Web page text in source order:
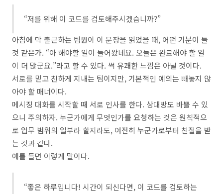
“저를 위해 이 코드를 검토해주시겠습니까?”
아침에 막 출근하는 팀원이 이 문장을 읽었을 때, 어떤 기분이 들
것 같은가. “아 해야할 일이 들어왔네요. 오늘은 완료해야 할 일
이 더 많군요.”라고 할 수 있다. 썩 유쾌한 느낌은 아닐 것이다.
서로를 믿고 친하게 지내는 팀이지만, 기본적인 예의는 빼놓지 않
아야 할 매너이다.
메시징 대화를 시작할 때 서로 인사를 한다. 상대방도 바쁠 수 있
으니 주의하자. 누군가에게 무엇인가를 요청하는 것은 원칙적으
로 업무 범위의 일부라 할지라도, 여전히 누군가로부터 친절을 받
는 것과 같다.
예를 들면 이렇게 말이다.
“좋은 하루입니다! 시간이 되신다면, 이 코드를 검토하는